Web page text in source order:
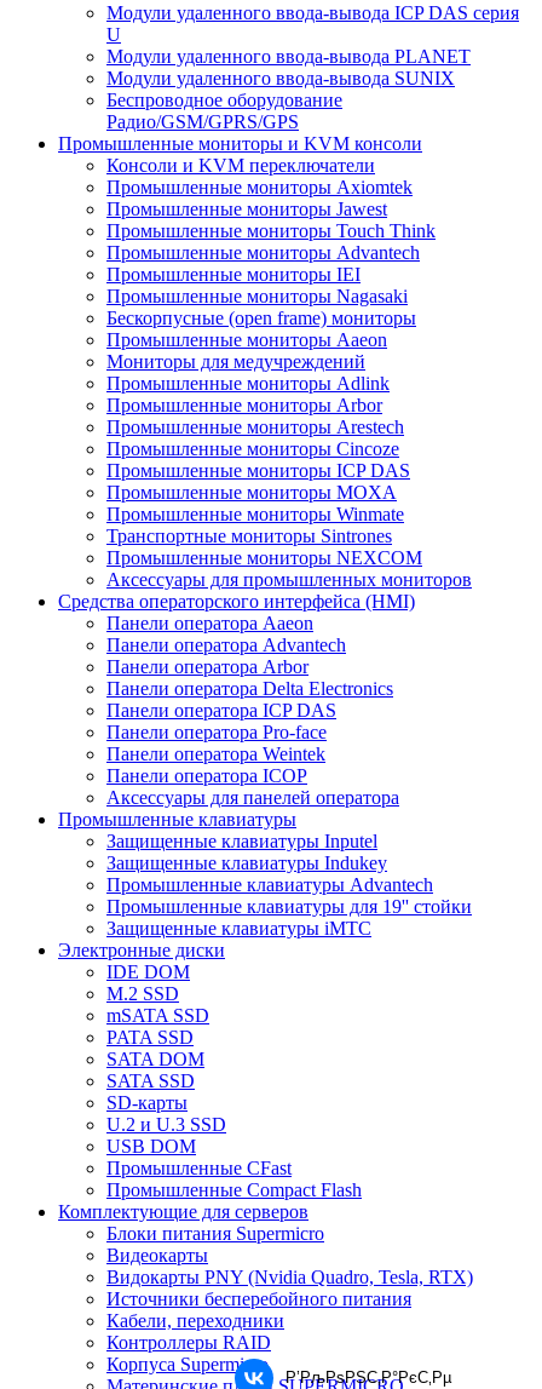
Модули удаленного ввода-вывода ICP DAS серия
U
Модули удаленного ввода-вывода PLANET
Модули удаленного ввода-вывода SUNIX
Беспроводное оборудование
Радио/GSM/GPRS/GPS
Промышленные мониторы и KVM консоли
Консоли и KVM переключатели
Промышленные мониторы Axiomtek
Промышленные мониторы Jawest
Промышленные мониторы Touch Think
Промышленные мониторы Advantech
Промышленные мониторы IEI
Промышленные мониторы Nagasaki
Бескорпусные (open frame) мониторы
Промышленные мониторы Aaeon
Мониторы для медучреждений
Промышленные мониторы Adlink
Промышленные мониторы Arbor
Промышленные мониторы Arestech
Промышленные мониторы Cincoze
Промышленные мониторы ICP DAS
Промышленные мониторы MOXA
Промышленные мониторы Winmate
Транспортные мониторы Sintrones
Промышленные мониторы NEXCOM
Аксессуары для промышленных мониторов
Средства операторского интерфейса (HMI)
Панели оператора Aaeon
Панели оператора Advantech
Панели оператора Arbor
Панели оператора Delta Electronics
Панели оператора ICP DAS
Панели оператора Pro-face
Панели оператора Weintek
Панели оператора ICOP
Аксессуары для панелей оператора
Промышленные клавиатуры
Защищенные клавиатуры Inputel
Защищенные клавиатуры Indukey
Промышленные клавиатуры Advantech
Промышленные клавиатуры для 19'' стойки
Защищенные клавиатуры iMTC
Электронные диски
IDE DOM
M.2 SSD
mSATA SSD
PATA SSD
SATA DOM
SATA SSD
SD-карты
U.2 и U.3 SSD
USB DOM
Промышленные CFast
Промышленные Compact Flash
Комплектующие для серверов
Блоки питания Supermicro
Видеокарты
Видокарты PNY (Nvidia Quadro, Tesla, RTX)
Источники бесперебойного питания
Кабели, переходники
Контроллеры RAID
Корпуса Supermicro
Р’РљРѕРЅС‚Р°РєС‚Рµ